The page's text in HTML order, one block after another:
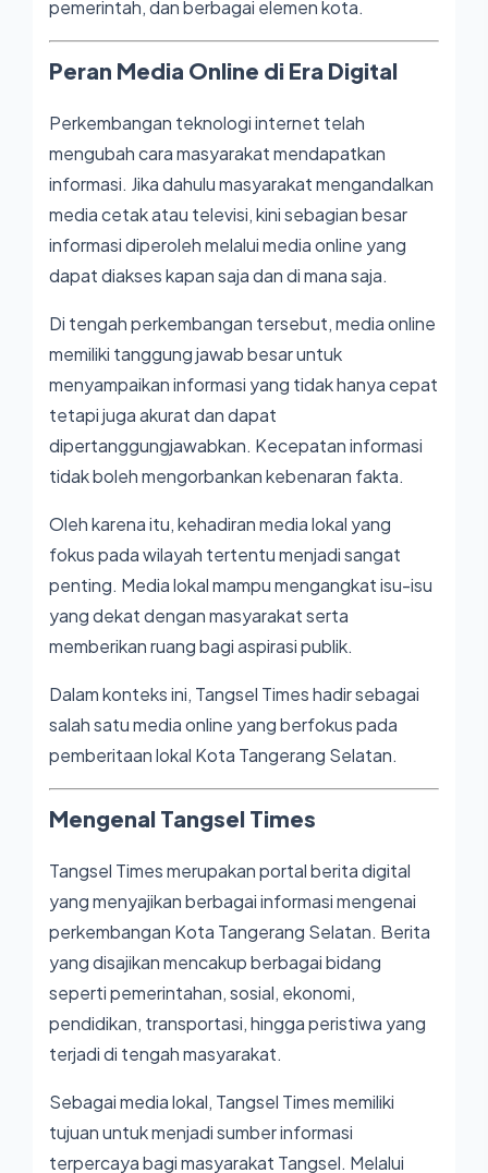
pemerintah, dan berbagai elemen kota.
Peran Media Online di Era Digital
Perkembangan teknologi internet telah
mengubah cara masyarakat mendapatkan
informasi. Jika dahulu masyarakat mengandalkan
media cetak atau televisi, kini sebagian besar
informasi diperoleh melalui media online yang
dapat diakses kapan saja dan di mana saja.
Di tengah perkembangan tersebut, media online
memiliki tanggung jawab besar untuk
menyampaikan informasi yang tidak hanya cepat
tetapi juga akurat dan dapat
dipertanggungjawabkan. Kecepatan informasi
tidak boleh mengorbankan kebenaran fakta.
Oleh karena itu, kehadiran media lokal yang
fokus pada wilayah tertentu menjadi sangat
penting. Media lokal mampu mengangkat isu-isu
yang dekat dengan masyarakat serta
memberikan ruang bagi aspirasi publik.
Dalam konteks ini, Tangsel Timeshadir sebagai
salah satu media online yang berfokus pada
pemberitaan lokal Kota Tangerang Selatan.
Mengenal Tangsel Times
Tangsel Times merupakan portal berita digital
yang menyajikan berbagai informasi mengenai
perkembangan Kota Tangerang Selatan. Berita
yang disajikan mencakup berbagai bidang
seperti pemerintahan, sosial, ekonomi,
pendidikan, transportasi, hingga peristiwa yang
terjadi di tengah masyarakat.
Sebagai media lokal, Tangsel Times memiliki
tujuan untuk menjadi sumber informasi
terpercaya bagi masyarakat Tangsel. Melalui